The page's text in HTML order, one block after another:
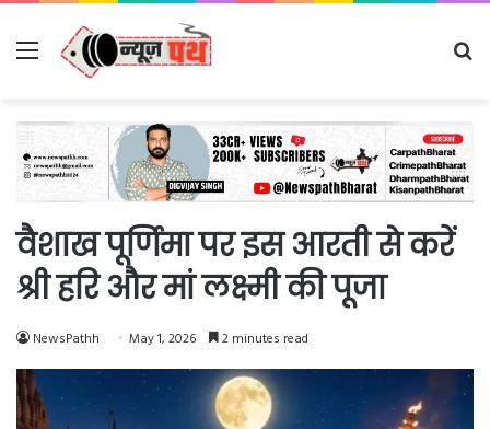
Menu
वैशाख पूर्णिमा पर इस आरती से करें
श्री हरि और मां लक्ष्मी की पूजा
NewsPathh May 1, 2026 2 minutes read